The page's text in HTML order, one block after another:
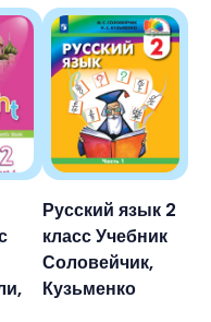
Русский язык 2
класс Учебник
Соловейчик,
Кузьменко